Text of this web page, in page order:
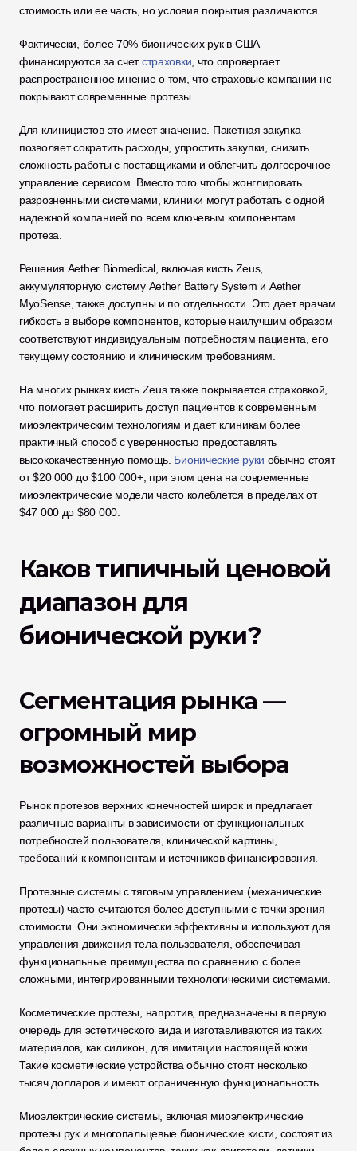
стоимость или ее часть, но условия покрытия различаются.
Фактически, более 70% бионических рук в США
финансируются за счет страховки , что опровергает
распространенное мнение о том, что страховые компании не
покрывают современные протезы.
Для клиницистов это имеет значение. Пакетная закупка
позволяет сократить расходы, упростить закупки, снизить
сложность работы с поставщиками и облегчить долгосрочное
управление сервисом. Вместо того чтобы жонглировать
разрозненными системами, клиники могут работать с одной
надежной компанией по всем ключевым компонентам
протеза.
Решения Aether Biomedical, включая кисть Zeus,
аккумуляторную систему Aether Battery System и Aether
MyoSense, также доступны и по отдельности. Это дает врачам
гибкость в выборе компонентов, которые наилучшим образом
соответствуют индивидуальным потребностям пациента, его
текущему состоянию и клиническим требованиям.
На многих рынках кисть Zeus также покрывается страховкой,
что помогает расширить доступ пациентов к современным
миоэлектрическим технологиям и дает клиникам более
практичный способ с уверенностью предоставлять
высококачественную помощь. Бионические руки обычно стоят
от $20 000 до $100 000+, при этом цена на современные
миоэлектрические модели часто колеблется в пределах от
$47 000 до $80 000.
Каков типичный ценовой
диапазон для
бионической руки?
Сегментация рынка —
огромный мир
возможностей выбора
Рынок протезов верхних конечностей широк и предлагает
различные варианты в зависимости от функциональных
потребностей пользователя, клинической картины,
требований к компонентам и источников финансирования.
Протезные системы с тяговым управлением (механические
протезы) часто считаются более доступными с точки зрения
стоимости. Они экономически эффективны и используют для
управления движения тела пользователя, обеспечивая
функциональные преимущества по сравнению с более
сложными, интегрированными технологическими системами.
Косметические протезы, напротив, предназначены в первую
очередь для эстетического вида и изготавливаются из таких
материалов, как силикон, для имитации настоящей кожи.
Такие косметические устройства обычно стоят несколько
тысяч долларов и имеют ограниченную функциональность.
Миоэлектрические системы, включая миоэлектрические
протезы рук и многопальцевые бионические кисти, состоят из